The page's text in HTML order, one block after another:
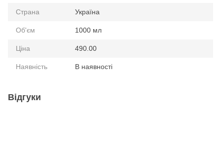
Страна Україна
Об'єм 1000 мл
Ціна 490.00
Наявність В наявності
Відгуки